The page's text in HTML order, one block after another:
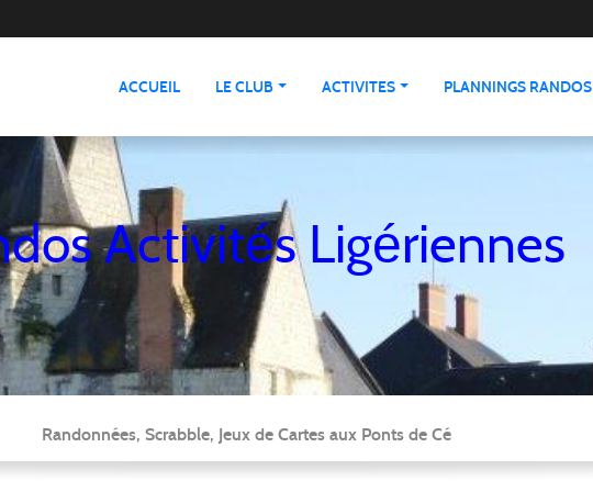
ACCUEIL LE CLUB ACTIVITES PLANNINGS RANDOS
Activités Ligériennes
Randonnées, Scrabble, Jeux de Cartes aux Ponts de Cé